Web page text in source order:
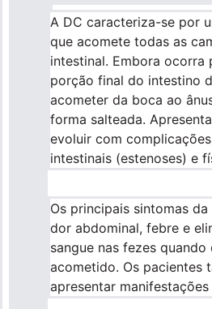
A DC caracteriza-se por
que acomete todas as
intestinal. Embora ocorra
porção final do intestino
acometer da boca ao
forma salteada.
evoluir com
intestinais (estenoses) e
Os principais sintomas
dor abdominal, febre e
sangue nas fezes
acometido. Os pacientes
apresentar